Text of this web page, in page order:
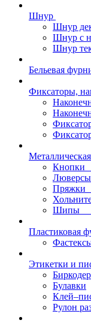
Шнур
Шнур
Шнур с
Шнур
Бельевая
Фиксаторы,
Кнопки
Люверсы
Пряжки
Шипы
Пластиковая
Этикетки и
Булавки
Рулон